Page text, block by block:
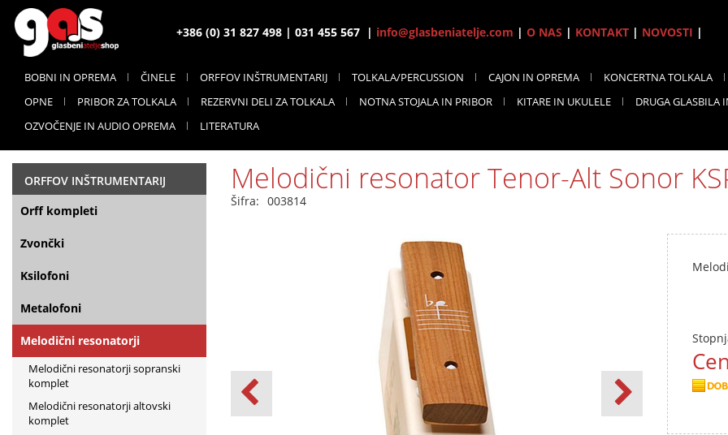
+386 (0) 31 827 498 | 031 455 567 | info@glasbeniatelje.com | O NAS | KONTAKT| NOVOSTI |
BOBNI IN OPREMA ČINELE ORFFOV INŠTRUMENTARIJ TOLKALA/PERCUSSION CAJON IN OPREMA KONCERTNA TOLKALA
OPNE
PRIBOR ZA TOLKALA REZERVNI DELI ZA TOLKALA NOTNA STOJALA IN PRIBOR KITARE IN UKULELE DRUGA GLASBILA
OZVOČENJE IN AUDIO OPREMA
LITERATURA
ORFFOV INŠTRUMENTARIJ
Orff kompleti
Zvončki
Ksilofoni
Metalofoni
Melodični resonatorji
Melodični resonatorji sopranski
komplet
Melodični resonatorji altovski
komplet
Melodični resonator Tenor-Alt Sonor
Šifra: 003814